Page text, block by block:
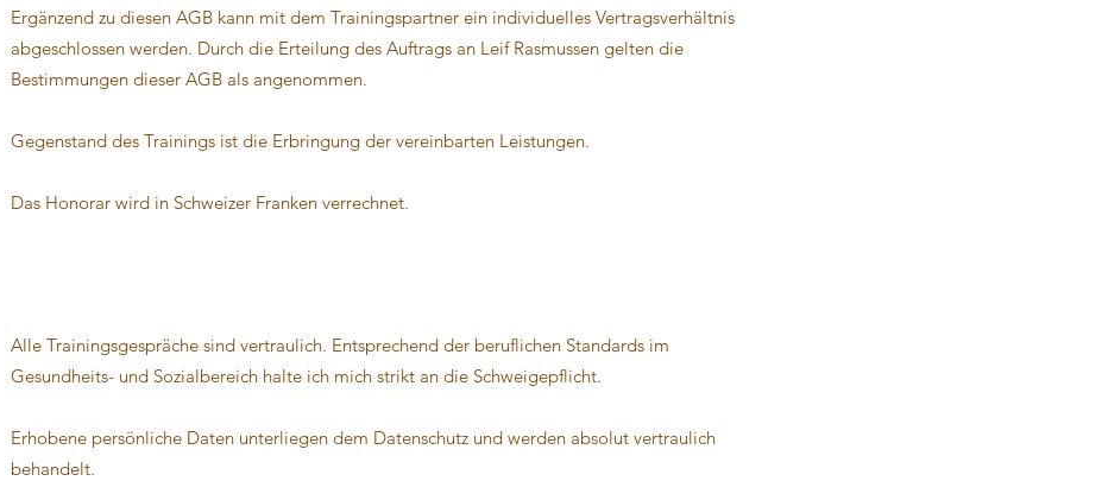
Ergänzend zu diesen AGB kann mit dem Trainingspartner ein individuelles Vertragsverhältnis
abgeschlossen werden. Durch die Erteilung des Auftrags an Leif Rasmussen gelten die
Bestimmungen dieser AGB als angenommen.
Gegenstand des Trainings ist die Erbringung der vereinbarten Leistungen.
Das Honorar wird in Schweizer Franken verrechnet.
Alle Trainingsgespräche sind vertraulich. Entsprechend der beruflichen Standards im
Gesundheits- und Sozialbereich halte ich mich strikt an die Schweigepflicht.
Erhobene persönliche Daten unterliegen dem Datenschutz und werden absolut vertraulich
behandelt.